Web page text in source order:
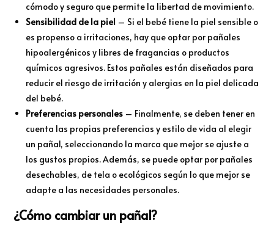
cómodo y seguro que permite la libertad de movimiento.
Sensibilidad de la piel – Si el bebé tiene la piel sensible o
es propenso a irritaciones, hay que optar por pañales
hipoalergénicos y libres de fragancias o productos
químicos agresivos. Estos pañales están diseñados para
reducir el riesgo de irritación y alergias en la piel delicada
del bebé.
Preferencias personales – Finalmente, se deben tener en
cuenta las propias preferencias y estilo de vida al elegir
un pañal, seleccionando la marca que mejor se ajuste a
los gustos propios. Además, se puede optar por pañales
desechables, de tela o ecológicos según lo que mejor se
adapte a las necesidades personales.
¿Cómo cambiar un pañal?